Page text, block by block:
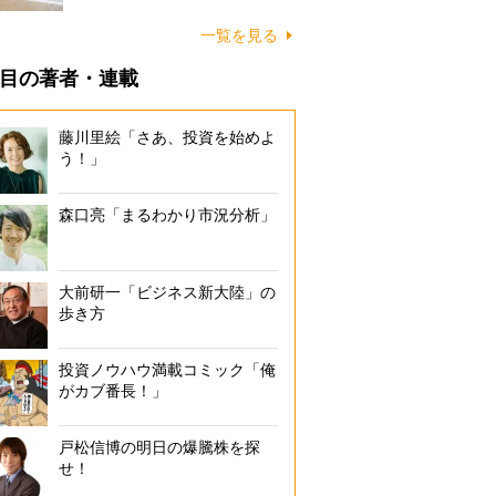
一覧を見る
の著者・連載
藤川里絵「さあ、投資を始めよ
う！」
森口亮「まるわかり市況分析」
大前研一「ビジネス新大陸」の
歩き方
投資ノウハウ満載コミック「俺
がカブ番長！」
戸松信博の明日の爆騰株を探
せ！